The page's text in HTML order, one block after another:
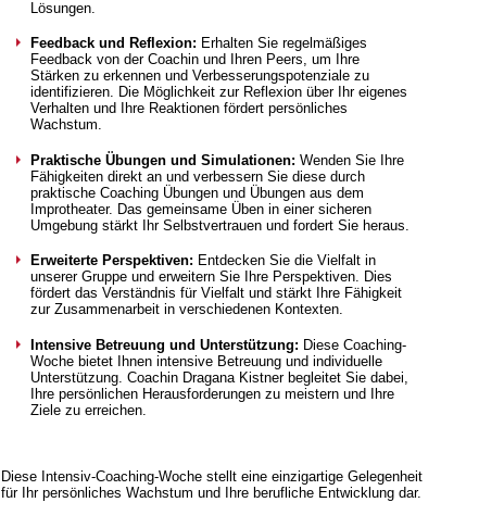
Lösungen.
Feedback und Reflexion: Erhalten Sie regelmäßiges
Feedback von der Coachin und Ihren Peers, um Ihre
Stärken zu erkennen und Verbesserungspotenziale zu
identifizieren. Die Möglichkeit zur Reflexion über Ihr eigenes
Verhalten und Ihre Reaktionen fördert persönliches
Wachstum.
Praktische Übungen und Simulationen: Wenden Sie Ihre
Fähigkeiten direkt an und verbessern Sie diese durch
praktische Coaching Übungen und Übungen aus dem
Improtheater. Das gemeinsame Üben in einer sicheren
Umgebung stärkt Ihr Selbstvertrauen und fordert Sie heraus.
Erweiterte Perspektiven: Entdecken Sie die Vielfalt in
unserer Gruppe und erweitern Sie Ihre Perspektiven. Dies
fördert das Verständnis für Vielfalt und stärkt Ihre Fähigkeit
zur Zusammenarbeit in verschiedenen Kontexten.
Intensive Betreuung und Unterstützung: Diese Coaching-
Woche bietet Ihnen intensive Betreuung und individuelle
Unterstützung. Coachin Dragana Kistner begleitet Sie dabei,
Ihre persönlichen Herausforderungen zu meistern und Ihre
Ziele zu erreichen.
Diese Intensiv-Coaching-Woche stellt eine einzigartige Gelegenheit
für Ihr persönliches Wachstum und Ihre berufliche Entwicklung dar.